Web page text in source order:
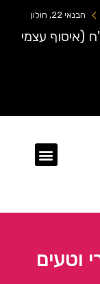
הבנאי 22, חולון
רכישה באתר: 1000 ש"ח (איסוף עצמי
וטעים